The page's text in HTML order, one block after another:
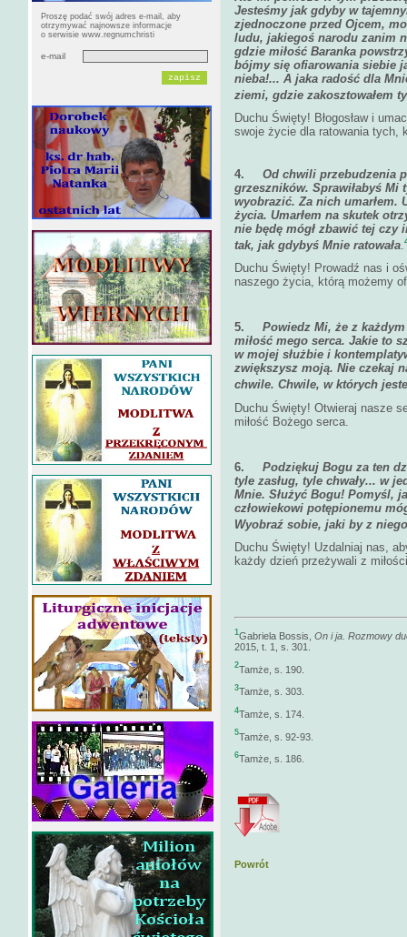
Proszę podać swój adres e-mail, aby
otrzymywać najnowsze informacje
o serwisie www.regnumchristi
e-mail
Jesteśmy jak gdyby w
zjednoczone przed Ojcem,
ludu, jakiegoś narodu zanim
gdzie miłość Baranka
bójmy się ofiarowania siebie
nieba!... A jaka radość dla
ziemi, gdzie zakosztowałem
Duchu Święty! Błogosław i
swoje życie dla ratowania tych,
4. Od chwili przebudzenia
grzeszników. Sprawiłabyś
wyobrazić. Za nich umarłem.
życia. Umarłem na skutek
nie będę mógł zbawić tej czy
tak, jak gdybyś Mnie ratowała.
Duchu Święty! Prowadź nas i
naszego życia, którą możemy
5. Powiedz Mi, że z
miłość mego serca. Jakie to
w mojej służbie i
zwiększysz moją. Nie czekaj
chwile. Chwile, w których
Duchu Święty! Otwieraj nasze
miłość Bożego serca.
6. Podziękuj Bogu za ten
tyle zasług, tyle chwały... w
Mnie. Służyć Bogu! Pomyśl,
człowiekowi potępionemu
Wyobraź sobie, jaki by z
Duchu Święty! Uzdalniaj nas,
każdy dzień przeżywali z
1 Gabriela Bossis, On i ja. Rozmowy
2015, t. 1, s. 301.
2Tamże, s. 190.
3Tamże, s. 303.
4Tamże, s. 174.
5Tamże, s. 92-93.
6Tamże, s. 186.
Powrót